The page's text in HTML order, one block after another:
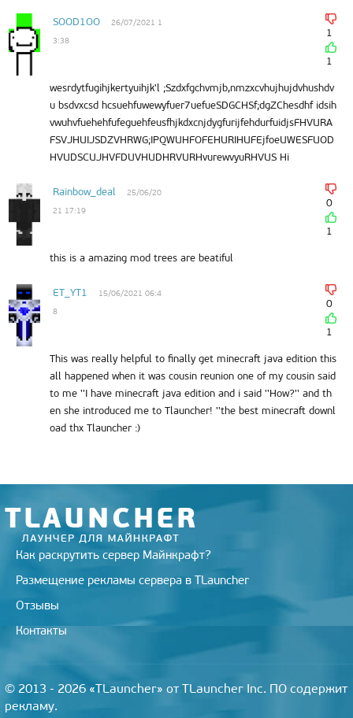
SOOD1OO
26/07/2021 1
3:38
1
1
wesrdytfugihjkertyuihjk'l ;Szdxfgchvmjb,nmzxcvhujhujdvhushdv
u bsdvxcsd hcsuehfuwewyfuer7uefueSDGCHSf;dgZChesdhf idsih
vwuhvfuehehfufeguehfeusfhjkdxcnjdygfurijfehdurfuidjsFHVURA
FSVJHUIJSDZVHRWG;IPQWUHFOFEHURIHUFEjfoeUWESFUOD
HVUDSCUJHVFDUVHUDHRVURHvurewvyuRHVUS Hi
Rainbow_deal
25/06/20
21 17:19
0
1
this is a amazing mod trees are beatiful
ET_YT1
15/06/2021 06:4
8
0
1
This was really helpful to finally get minecraft java edition this
all happened when it was cousin reunion one of my cousin said
to me ''I have minecraft java edition and i said ''How?'' and th
en she introduced me to Tlauncher! ''the best minecraft downl
oad thx Tlauncher :)
Как раскрутить сервер Майнкрафт?
Размещение рекламы сервера в TLauncher
Отзывы
Контакты
© 2013 - 2026 «TLauncher» от TLauncher Inc. ПО содержит
рекламу.